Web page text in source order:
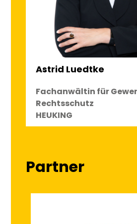
Astrid Luedtke
Fachanwältin für
Rechtsschutz
HEUKING
Partner